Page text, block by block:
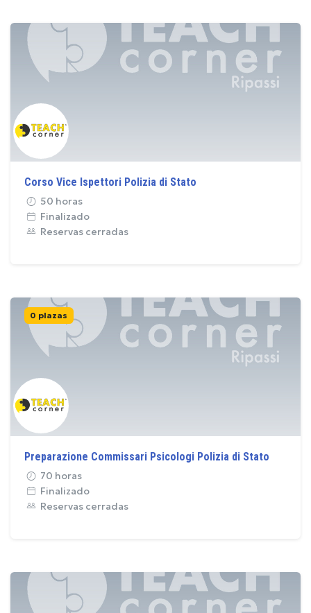
Corso Vice Ispettori Polizia di Stato
50 horas
Finalizado
Reservas cerradas
0 plazas
Preparazione Commissari Psicologi Polizia di Stato
70 horas
Finalizado
Reservas cerradas